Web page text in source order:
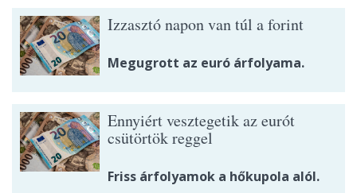
Izzasztó napon van túl a forint
Megugrott az euró árfolyama.
Ennyiért vesztegetik az eurót
csütörtök reggel
Friss árfolyamok a hőkupola alól.